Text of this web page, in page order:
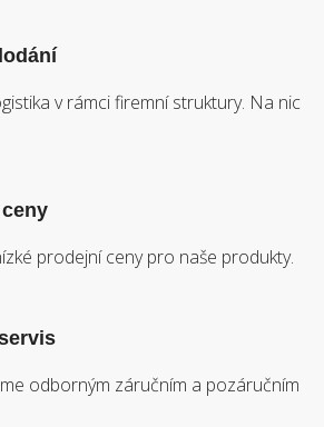
v rámci firemní struktury. Na nic
prodejní ceny pro naše produkty.
odborným záručním a pozáručním